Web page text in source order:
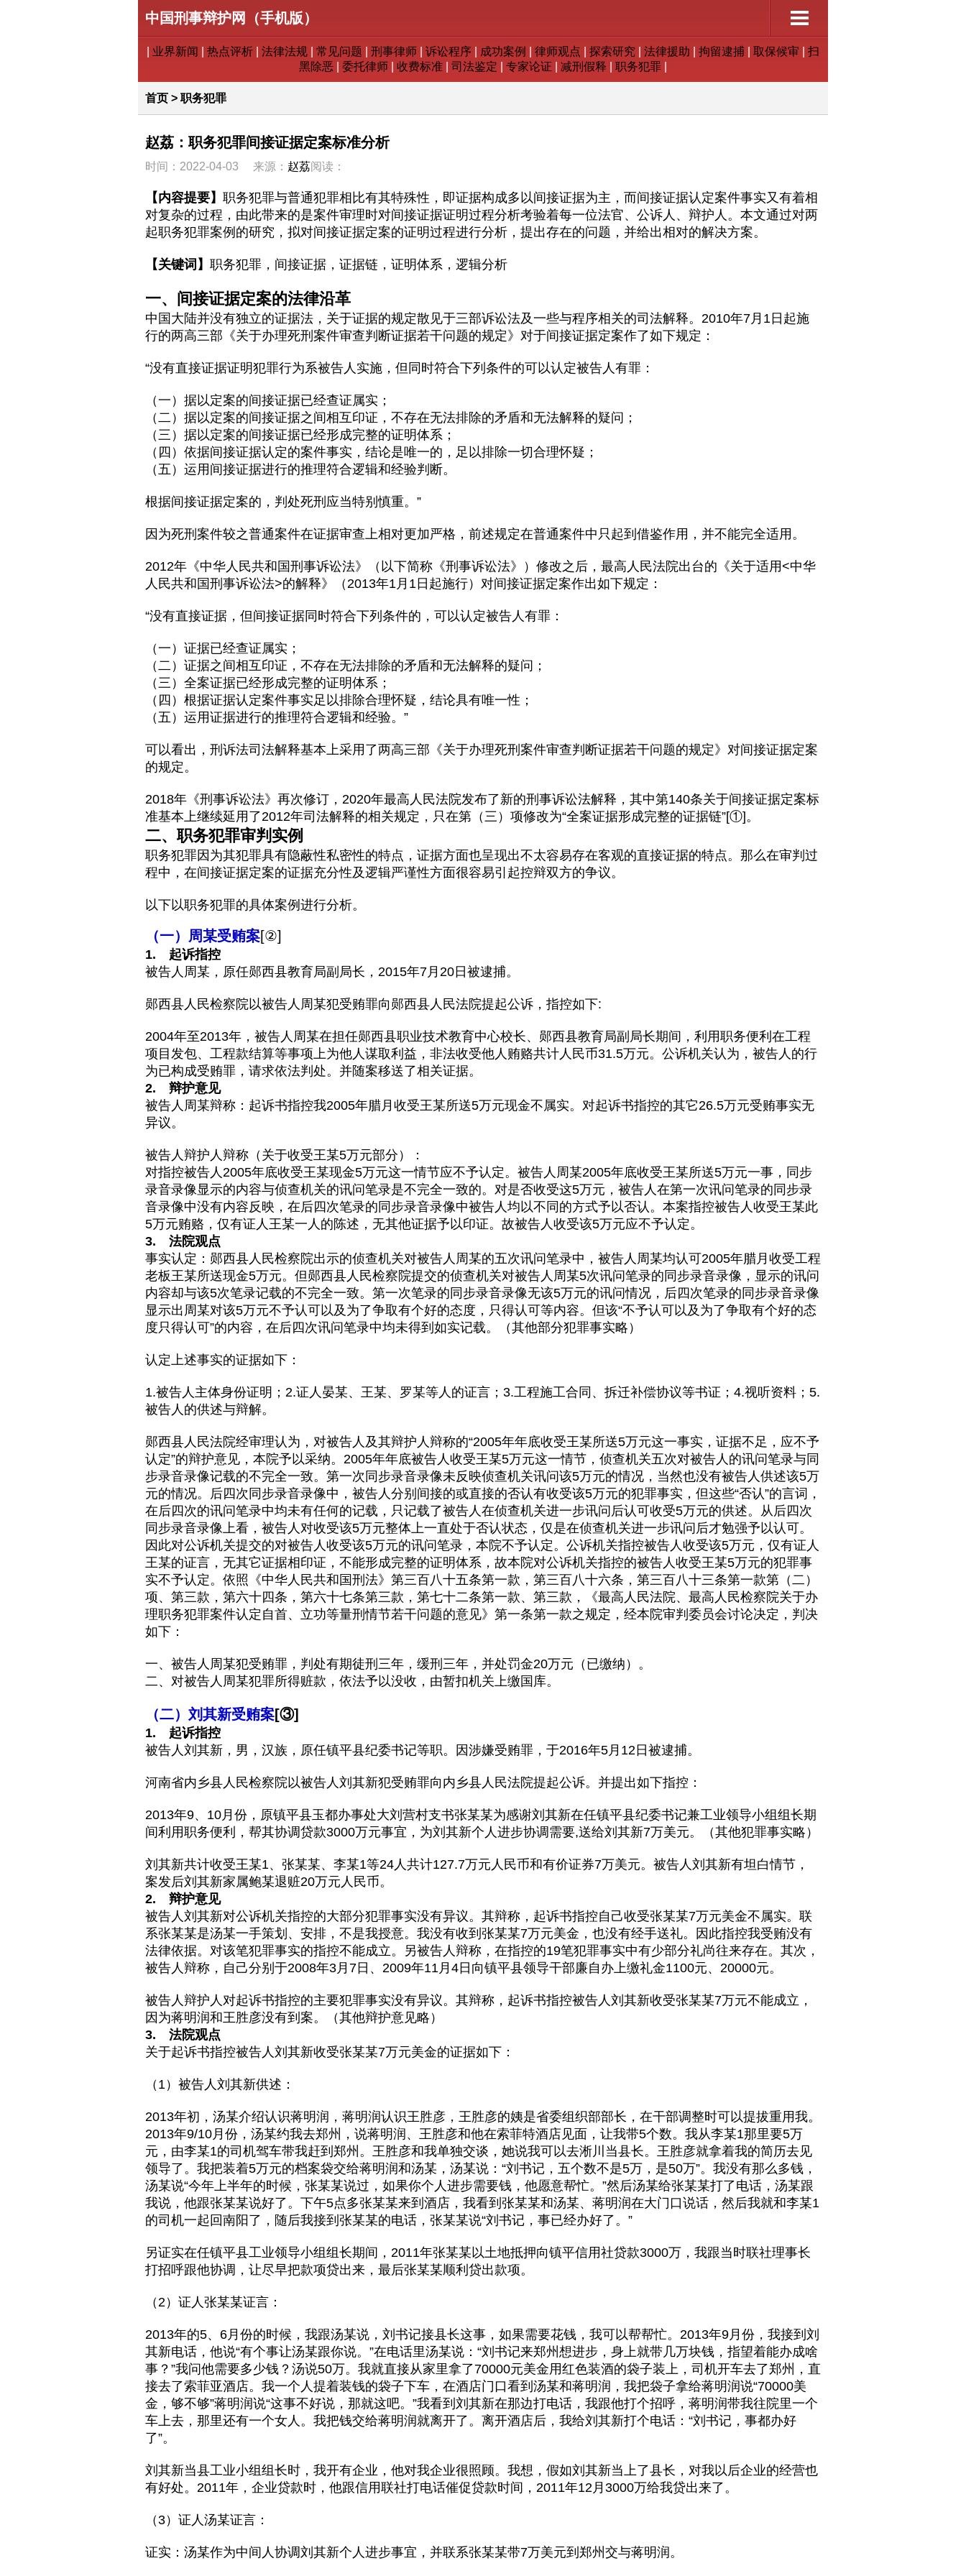
中国刑事辩护网（手机版）
业界新闻 热点评析 法律法规 常见问题 刑事律师 诉讼程序 成功案例 律师观点 探索研究 法律援助 拘留逮捕 取保候审
扫
黑除恶
委托律师 收费标准 司法鉴定 专家论证 减刑假释 职务犯罪
首页 > 职务犯罪
赵荔：职务犯罪间接证据定案标准分析
时间：2022-04-03 来源： 赵荔阅读：
【内容提要】 职务犯罪与普通犯罪相比有其特殊性，即证据构成多以间接证据为主，而间接证据认定案件事实又有着相
对复杂的过程，由此带来的是案件审理时对间接证据证明过程分析考验着每一位法官、公诉人、辩护人。本文通过对两
起职务犯罪案例的研究，拟对间接证据定案的证明过程进行分析，提出存在的问题，并给出相对的解决方案。
【关键词】 职务犯罪，间接证据，证据链，证明体系，逻辑分析
一、间接证据定案的法律沿革
中国大陆并没有独立的证据法，关于证据的规定散见于三部诉讼法及一些与程序相关的司法解释。2010年7月1日起施
行的两高三部《关于办理死刑案件审查判断证据若干问题的规定》对于间接证据定案作了如下规定：
“没有直接证据证明犯罪行为系被告人实施，但同时符合下列条件的可以认定被告人有罪：
（一）据以定案的间接证据已经查证属实；
（二）据以定案的间接证据之间相互印证，不存在无法排除的矛盾和无法解释的疑问；
（三）据以定案的间接证据已经形成完整的证明体系；
（四）依据间接证据认定的案件事实，结论是唯一的，足以排除一切合理怀疑；
（五）运用间接证据进行的推理符合逻辑和经验判断。
根据间接证据定案的，判处死刑应当特别慎重。”
因为死刑案件较之普通案件在证据审查上相对更加严格，前述规定在普通案件中只起到借鉴作用，并不能完全适用。
2012年《中华人民共和国刑事诉讼法》（以下简称《刑事诉讼法》）修改之后，最高人民法院出台的《关于适用<中华
人民共和国刑事诉讼法>的解释》（2013年1月1日起施行）对间接证据定案作出如下规定：
“没有直接证据，但间接证据同时符合下列条件的，可以认定被告人有罪：
（一）证据已经查证属实；
（二）证据之间相互印证，不存在无法排除的矛盾和无法解释的疑问；
（三）全案证据已经形成完整的证明体系；
（四）根据证据认定案件事实足以排除合理怀疑，结论具有唯一性；
（五）运用证据进行的推理符合逻辑和经验。”
可以看出，刑诉法司法解释基本上采用了两高三部《关于办理死刑案件审查判断证据若干问题的规定》对间接证据定案
的规定。
2018年《刑事诉讼法》再次修订，2020年最高人民法院发布了新的刑事诉讼法解释，其中第140条关于间接证据定案标
准基本上继续延用了2012年司法解释的相关规定，只在第（三）项修改为“全案证据形成完整的证据链”[①]。
二、职务犯罪审判实例
职务犯罪因为其犯罪具有隐蔽性私密性的特点，证据方面也呈现出不太容易存在客观的直接证据的特点。那么在审判过
程中，在间接证据定案的证据充分性及逻辑严谨性方面很容易引起控辩双方的争议。
以下以职务犯罪的具体案例进行分析。
（一）周某受贿案[②]
1. 起诉指控
被告人周某，原任郧西县教育局副局长，2015年7月20日被逮捕。
郧西县人民检察院以被告人周某犯受贿罪向郧西县人民法院提起公诉，指控如下:
2004年至2013年，被告人周某在担任郧西县职业技术教育中心校长、郧西县教育局副局长期间，利用职务便利在工程
项目发包、工程款结算等事项上为他人谋取利益，非法收受他人贿赂共计人民币31.5万元。公诉机关认为，被告人的行
为已构成受贿罪，请求依法判处。并随案移送了相关证据。
2. 辩护意见
被告人周某辩称：起诉书指控我2005年腊月收受王某所送5万元现金不属实。对起诉书指控的其它26.5万元受贿事实无
异议。
被告人辩护人辩称（关于收受王某5万元部分）：
对指控被告人2005年底收受王某现金5万元这一情节应不予认定。被告人周某2005年底收受王某所送5万元一事，同步
录音录像显示的内容与侦查机关的讯问笔录是不完全一致的。对是否收受这5万元，被告人在第一次讯问笔录的同步录
音录像中没有内容反映，在后四次笔录的同步录音录像中被告人均以不同的方式予以否认。本案指控被告人收受王某此
5万元贿赂，仅有证人王某一人的陈述，无其他证据予以印证。故被告人收受该5万元应不予认定。
3. 法院观点
事实认定：郧西县人民检察院出示的侦查机关对被告人周某的五次讯问笔录中，被告人周某均认可2005年腊月收受工程
老板王某所送现金5万元。但郧西县人民检察院提交的侦查机关对被告人周某5次讯问笔录的同步录音录像，显示的讯问
内容却与该5次笔录记载的不完全一致。第一次笔录的同步录音录像无该5万元的讯问情况，后四次笔录的同步录音录像
显示出周某对该5万元不予认可以及为了争取有个好的态度，只得认可等内容。但该“不予认可以及为了争取有个好的态
度只得认可”的内容，在后四次讯问笔录中均未得到如实记载。（其他部分犯罪事实略）
认定上述事实的证据如下：
1.被告人主体身份证明；2.证人晏某、王某、罗某等人的证言；3.工程施工合同、拆迁补偿协议等书证；4.视听资料；5.
被告人的供述与辩解。
郧西县人民法院经审理认为，对被告人及其辩护人辩称的“2005年年底收受王某所送5万元这一事实，证据不足，应不予
认定”的辩护意见，本院予以采纳。2005年年底被告人收受王某5万元这一情节，侦查机关五次对被告人的讯问笔录与同
步录音录像记载的不完全一致。第一次同步录音录像未反映侦查机关讯问该5万元的情况，当然也没有被告人供述该5万
元的情况。后四次同步录音录像中，被告人分别间接的或直接的否认有收受该5万元的犯罪事实，但这些“否认”的言词，
在后四次的讯问笔录中均未有任何的记载，只记载了被告人在侦查机关进一步讯问后认可收受5万元的供述。从后四次
同步录音录像上看，被告人对收受该5万元整体上一直处于否认状态，仅是在侦查机关进一步讯问后才勉强予以认可。
因此对公诉机关提交的对被告人收受该5万元的讯问笔录，本院不予认定。公诉机关指控被告人收受该5万元，仅有证人
王某的证言，无其它证据相印证，不能形成完整的证明体系，故本院对公诉机关指控的被告人收受王某5万元的犯罪事
实不予认定。依照《中华人民共和国刑法》第三百八十五条第一款，第三百八十六条，第三百八十三条第一款第（二）
项、第三款，第六十四条，第六十七条第三款，第七十二条第一款、第三款，《最高人民法院、最高人民检察院关于办
理职务犯罪案件认定自首、立功等量刑情节若干问题的意见》第一条第一款之规定，经本院审判委员会讨论决定，判决
如下：
一、被告人周某犯受贿罪，判处有期徒刑三年，缓刑三年，并处罚金20万元（已缴纳）。
二、对被告人周某犯罪所得赃款，依法予以没收，由暂扣机关上缴国库。
（二）刘其新受贿案[③]
1. 起诉指控
被告人刘其新，男，汉族，原任镇平县纪委书记等职。因涉嫌受贿罪，于2016年5月12日被逮捕。
河南省内乡县人民检察院以被告人刘其新犯受贿罪向内乡县人民法院提起公诉。并提出如下指控：
2013年9、10月份，原镇平县玉都办事处大刘营村支书张某某为感谢刘其新在任镇平县纪委书记兼工业领导小组组长期
间利用职务便利，帮其协调贷款3000万元事宜，为刘其新个人进步协调需要,送给刘其新7万美元。（其他犯罪事实略）
刘其新共计收受王某1、张某某、李某1等24人共计127.7万元人民币和有价证券7万美元。被告人刘其新有坦白情节，
案发后刘其新家属鲍某退赃20万元人民币。
2. 辩护意见
被告人刘其新对公诉机关指控的大部分犯罪事实没有异议。其辩称，起诉书指控自己收受张某某7万元美金不属实。联
系张某某是汤某一手策划、安排，不是我授意。我没有收到张某某7万元美金，也没有经手送礼。因此指控我受贿没有
法律依据。对该笔犯罪事实的指控不能成立。另被告人辩称，在指控的19笔犯罪事实中有少部分礼尚往来存在。其次，
被告人辩称，自己分别于2008年3月7日、2009年11月4日向镇平县领导干部廉自办上缴礼金1100元、20000元。
被告人辩护人对起诉书指控的主要犯罪事实没有异议。其辩称，起诉书指控被告人刘其新收受张某某7万元不能成立，
因为蒋明润和王胜彦没有到案。（其他辩护意见略）
3. 法院观点
关于起诉书指控被告人刘其新收受张某某7万元美金的证据如下：
（1）被告人刘其新供述：
2013年初，汤某介绍认识蒋明润，蒋明润认识王胜彦，王胜彦的姨是省委组织部部长，在干部调整时可以提拔重用我。
2013年9/10月份，汤某约我去郑州，说蒋明润、王胜彦和他在索菲特酒店见面，让我带5个数。我从李某1那里要5万
元，由李某1的司机驾车带我赶到郑州。王胜彦和我单独交谈，她说我可以去淅川当县长。王胜彦就拿着我的简历去见
领导了。我把装着5万元的档案袋交给蒋明润和汤某，汤某说：“刘书记，五个数不是5万，是50万”。我没有那么多钱，
汤某说“今年上半年的时候，张某某说过，如果你个人进步需要钱，他愿意帮忙。”然后汤某给张某某打了电话，汤某跟
我说，他跟张某某说好了。下午5点多张某某来到酒店，我看到张某某和汤某、蒋明润在大门口说话，然后我就和李某1
的司机一起回南阳了，随后我接到张某某的电话，张某某说“刘书记，事已经办好了。”
另证实在任镇平县工业领导小组组长期间，2011年张某某以土地抵押向镇平信用社贷款3000万，我跟当时联社理事长
打招呼跟他协调，让尽早把款项贷出来，最后张某某顺利贷出款项。
（2）证人张某某证言：
2013年的5、6月份的时候，我跟汤某说，刘书记接县长这事，如果需要花钱，我可以帮帮忙。2013年9月份，我接到刘
其新电话，他说“有个事让汤某跟你说。”在电话里汤某说：“刘书记来郑州想进步，身上就带几万块钱，指望着能办成啥
事？”我问他需要多少钱？汤说50万。我就直接从家里拿了70000元美金用红色装酒的袋子装上，司机开车去了郑州，直
接去了索菲亚酒店。我一个人提着装钱的袋子下车，在酒店门口看到汤某和蒋明润，我把袋子拿给蒋明润说“70000美
金，够不够”蒋明润说“这事不好说，那就这吧。”我看到刘其新在那边打电话，我跟他打个招呼，蒋明润带我往院里一个
车上去，那里还有一个女人。我把钱交给蒋明润就离开了。离开酒店后，我给刘其新打个电话：“刘书记，事都办好
了”。
刘其新当县工业小组组长时，我开有企业，他对我企业很照顾。我想，假如刘其新当上了县长，对我以后企业的经营也
有好处。2011年，企业贷款时，他跟信用联社打电话催促贷款时间，2011年12月3000万给我贷出来了。
（3）证人汤某证言：
证实：汤某作为中间人协调刘其新个人进步事宜，并联系张某某带7万美元到郑州交与蒋明润。